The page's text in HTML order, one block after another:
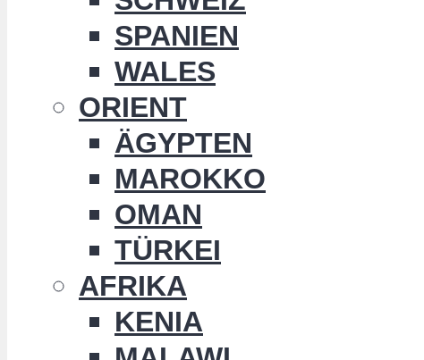
SPANIEN
WALES
ORIENT
ÄGYPTEN
MAROKKO
OMAN
TÜRKEI
AFRIKA
KENIA